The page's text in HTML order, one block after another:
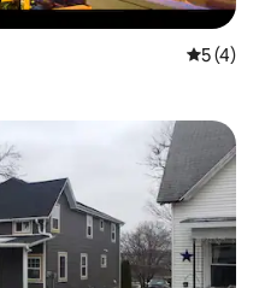
평점 5점
5 (4)